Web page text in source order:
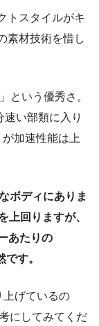
トスタイルがキ
素材技術を惜し
という優秀さ。
い部類に入り
加速性能は上
ボディにありま
上回りますが、
あたりの
す。
上げているの
にしてみてくだ